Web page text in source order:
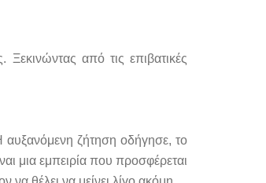
από τις επιβατικές
ζήτηση οδήγησε, το
μια εμπειρία που προσφέρεται